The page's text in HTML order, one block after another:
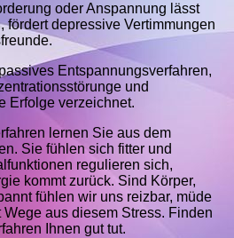
oder Anspannung lässt
fördert depressive Vertimmungen
Entspannungsverfahren,
und
Erfolge verzeichnet.
lernen Sie aus dem
Sie fühlen sich fitter und
regulieren sich,
kommt zurück. Sind Körper,
fühlen wir uns reizbar, müde
aus diesem Stress. Finden
Ihnen gut tut.